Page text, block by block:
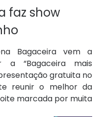
faz show
Bagaceira vem a
a “Bagaceira mais
gratuita no
reunir o melhor da
marcada por muita